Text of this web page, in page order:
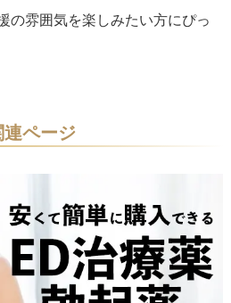
の雰囲気を楽しみたい方にぴっ
連ページ